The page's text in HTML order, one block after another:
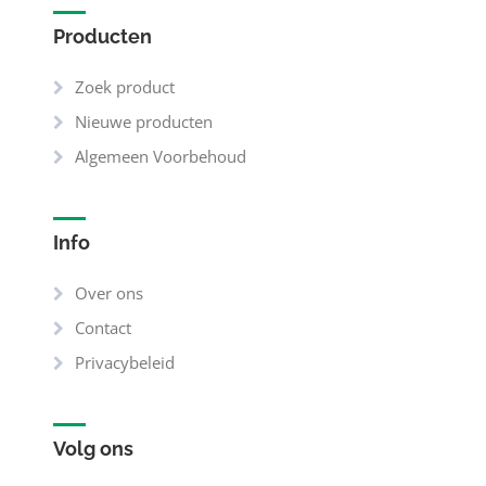
Producten
Zoek product
Nieuwe producten
Algemeen Voorbehoud
Info
Over ons
Contact
Privacybeleid
Volg ons